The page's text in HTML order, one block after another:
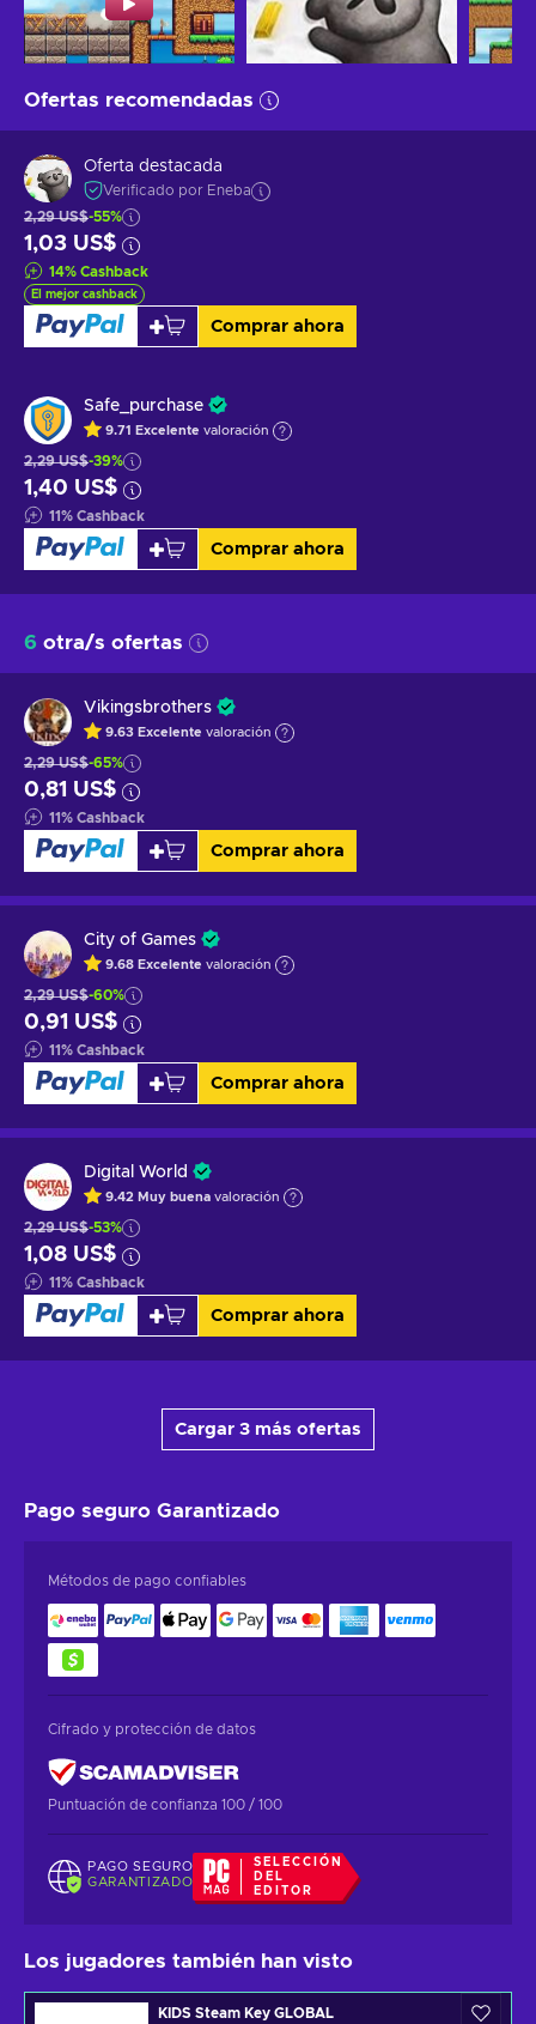
Ofertas recomendadas
Oferta destacada
Verificado por Eneba
2,29 US$-55%
1,03 US$
14% Cashback
El mejor cashback
Comprar ahora
Safe_purchase
9.71 Excelente valoración
2,29 US$-39%
1,40 US$
11% Cashback
Comprar ahora
6 otra/s ofertas
Vikingsbrothers
9.63 Excelente valoración
2,29 US$-65%
0,81 US$
11% Cashback
Comprar ahora
City of Games
9.68 Excelente valoración
2,29 US$-60%
0,91 US$
11% Cashback
Comprar ahora
Digital World
9.42 Muy buena valoración
2,29 US$-53%
1,08 US$
11% Cashback
Comprar ahora
Cargar 3 más ofertas
Pago seguro Garantizado
Métodos de pago confiables
Cifrado y protección de datos
Puntuación de confianza 100 / 100
PAGO SEGURO
GARANTIZADO
SELECCIÓN
DEL
EDITOR
Los jugadores también han visto
KIDS Steam Key GLOBAL